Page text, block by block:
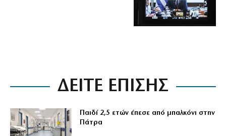
ΔΕΙΤΕ ΕΠΙΣΗΣ
Παιδί 2,5 ετών έπεσε από μπαλκόνι στην
Πάτρα